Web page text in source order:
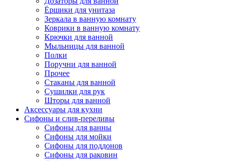
Ёршики для унитаза
Зеркала в ванную комнату
Коврики в ванную комнату
Крючки для ванной
Мыльницы для ванной
Полки
Поручни для ванной
Прочее
Стаканы для ванной
Сушилки для рук
Шторы для ванной
Аксессуары для кухни
Сифоны и слив-переливы
Сифоны для ванны
Сифоны для мойки
Сифоны для поддонов
Сифоны для раковин